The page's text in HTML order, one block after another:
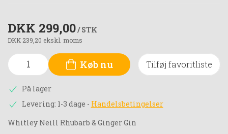
DKK 299,00/ STK
DKK 239,20 ekskl. moms
Køb nu Tilføj favoritliste
På lager
Levering: 1-3 dage - Handelsbetingelser
Whitley Neill Rhubarb & Ginger Gin